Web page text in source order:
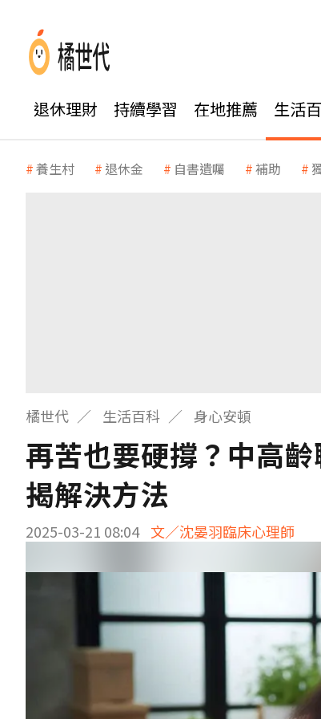
退休理財 持續學習 在地推薦 生活
養生村 退休金 自書遺囑 補助
橘世代 生活百科 身心安頓
再苦也要硬撐？中高
揭解決方法
2025-03-21 08:04 文／沈晏羽臨床心理師